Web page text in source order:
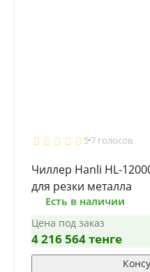
57 голосов
Чиллер Hanli HL-
для резки металла
Есть в наличии
Цена под заказ
4 216 564 тенге